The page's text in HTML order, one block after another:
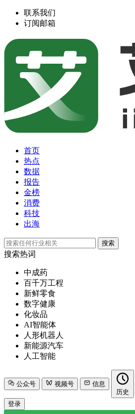
联系我们
订阅邮箱
首页
热点
数据
报告
金榜
消费
科技
出海
搜索
搜索热词
中成药
百千万工程
新鲜零食
数字健康
化妆品
AI智能体
人形机器人
新能源汽车
人工智能
公众号 视频号
信息
历史
登录